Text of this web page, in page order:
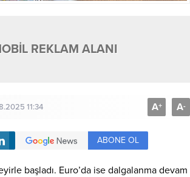
REKLAM ALANI
11:34 A+ A-
ABONE OL
başladı. Euro’da ise dalgalanma devam